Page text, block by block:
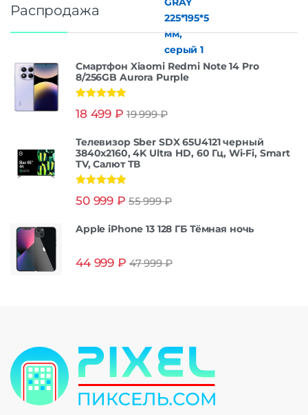
Распродажа
Смартфон Xiaomi Redmi Note 14 Pro
8/256GB Aurora Purple
из 5
18 499 ₽ 19 999₽
Телевизор Sber SDX 65U4121 черный
3840x2160, 4K Ultra HD, 60 Гц, Wi-Fi, Smart
TV, Салют ТВ
из 5
50 999 ₽ 55 999₽
Apple iPhone 13 128 ГБ Тёмная ночь
44 999 ₽ 47 999₽